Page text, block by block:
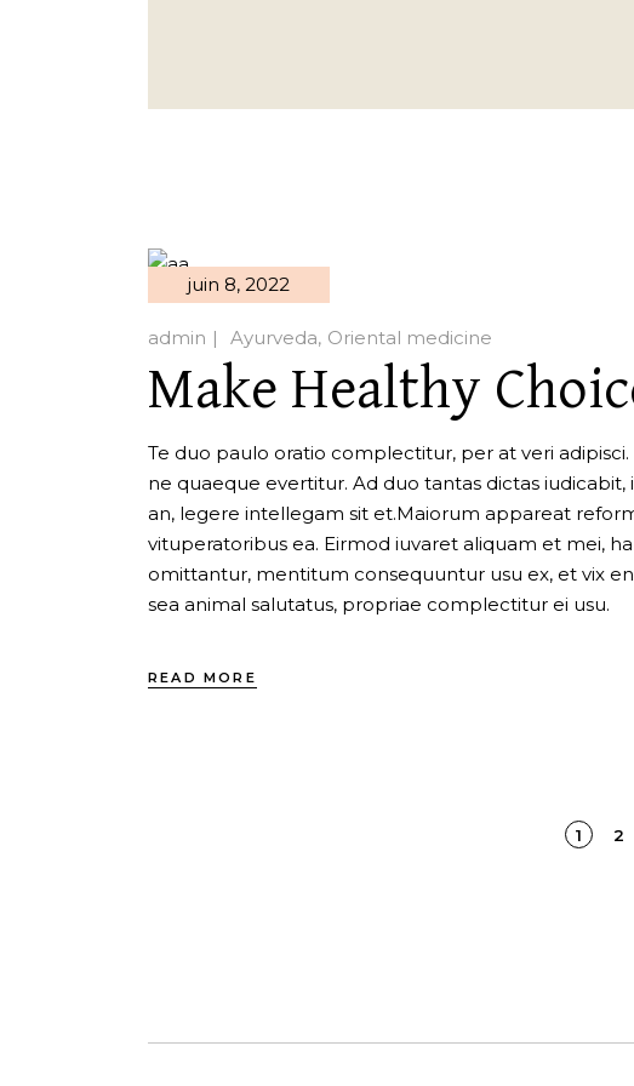
juin 8, 2022
admin Ayurveda Oriental medicine
Make Healthy
Te duo paulo oratio complectitur, per at veri
ne quaeque evertitur. Ad duo tantas dictas
an, legere intellegam sit et.Maiorum appareat
vituperatoribus ea. Eirmod iuvaret aliquam et mei,
omittantur, mentitum consequuntur usu ex, et vix
sea animal salutatus, propriae complectitur ei usu.
READ MORE
1 2